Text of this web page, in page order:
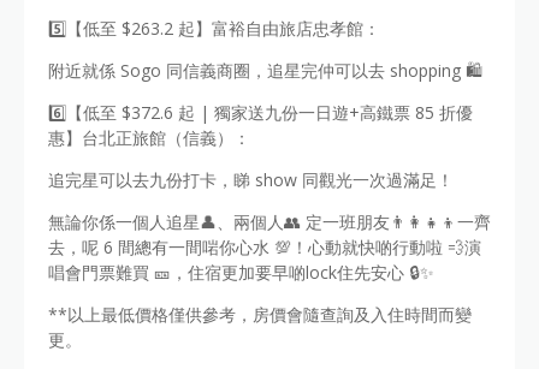
5️⃣【低至 $263.2 起】富裕自由旅店忠孝館：
附近就係 Sogo 同信義商圈，追星完仲可以去 shopping 🛍️
6️⃣【低至 $372.6 起 | 獨家送九份一日遊+高鐵票 85 折優
惠】台北正旅館（信義）：
追完星可以去九份打卡，睇 show 同觀光一次過滿足！
無論你係一個人追星👤、兩個人👥 定一班朋友👨‍👩‍👧‍👦一齊
去，呢 6 間總有一間啱你心水 💯！心動就快啲行動啦 💨演
唱會門票難買 🎫，住宿更加要早啲lock住先安心 🔒✨
**以上最低價格僅供參考，房價會隨查詢及入住時間而變
更。